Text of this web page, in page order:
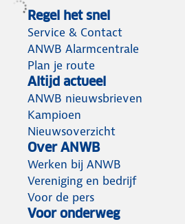
Regel het snel
Service & Contact
ANWB Alarmcentrale
Plan je route
Altijd actueel
ANWB nieuwsbrieven
Kampioen
Nieuwsoverzicht
Over ANWB
Werken bij ANWB
Vereniging en bedrijf
Voor de pers
Voor onderweg